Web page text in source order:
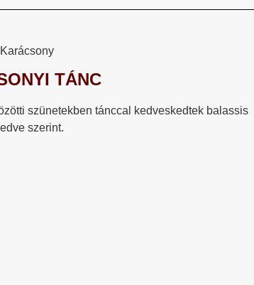
TÁNC
szünetekben tánccal kedveskedtek balassis
szerint.